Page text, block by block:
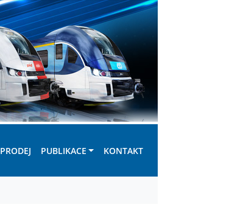
PRODEJ PUBLIKACE KONTAKT